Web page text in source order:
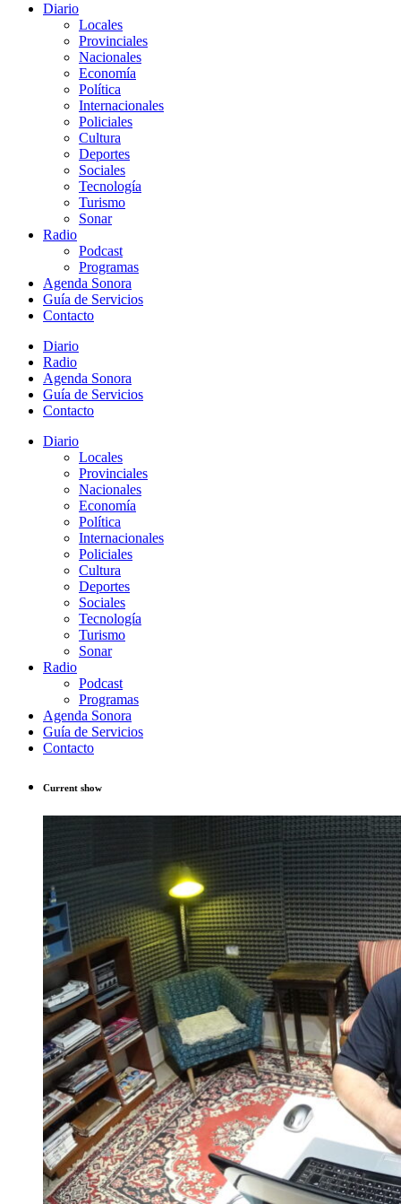
Diario
Locales
Provinciales
Nacionales
Economía
Política
Internacionales
Policiales
Cultura
Deportes
Sociales
Tecnología
Turismo
Sonar
Radio
Podcast
Programas
Agenda Sonora
Guía de Servicios
Contacto
Diario
Radio
Agenda Sonora
Guía de Servicios
Contacto
Diario
Locales
Provinciales
Nacionales
Economía
Política
Internacionales
Policiales
Cultura
Deportes
Sociales
Tecnología
Turismo
Sonar
Radio
Podcast
Programas
Agenda Sonora
Guía de Servicios
Contacto
Current show